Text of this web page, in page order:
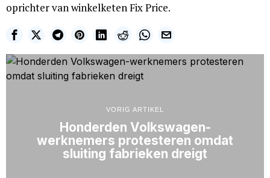
oprichter van winkelketen Fix Price.
VORIG ARTIKEL
Honderden Volkswagen-
werknemers protesteren omdat
sluiting fabrieken dreigt